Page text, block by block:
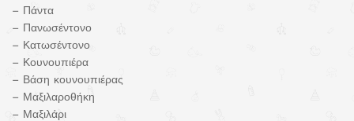
– Πάντα
– Πανωσέντονο
– Κατωσέντονο
– Κουνουπιέρα
– Βάση κουνουπιέρας
– Μαξιλαροθήκη
– Μαξιλάρι